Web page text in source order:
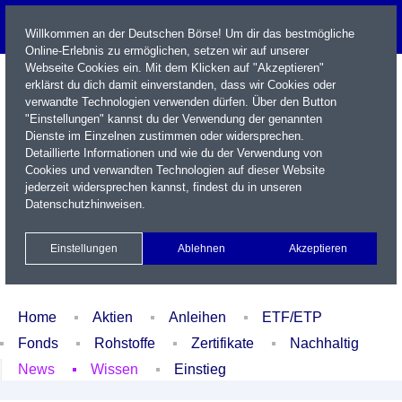
Name / WKN / ISIN / Kürzel
Xetra Realtime
Watchlist Portfolio Login
Home Aktien Anleihen
ETF/ETP
Fonds
Rohstoffe Zertifikate
Nachhaltig
News
Wissen Einstieg
Willkommen an der Deutschen Börse! Um dir das bestmögliche
Online-Erlebnis zu ermöglichen, setzen wir auf unserer
Webseite Cookies ein. Mit dem Klicken auf "Akzeptieren"
erklärst du dich damit einverstanden, dass wir Cookies oder
verwandte Technologien verwenden dürfen. Über den Button
"Einstellungen" kannst du der Verwendung der genannten
Dienste im Einzelnen zustimmen oder widersprechen.
Detaillierte Informationen und wie du der Verwendung von
Cookies und verwandten Technologien auf dieser Website
jederzeit widersprechen kannst, findest du in unseren
Datenschutzhinweisen.
Einstellungen Ablehnen Akzeptieren